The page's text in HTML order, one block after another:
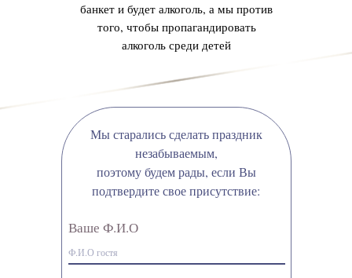
Мы старались сделать праздник
незабываемым,
поэтому будем рады, если Вы
подтвердите свое присутствие:
Ваше Ф.И.О
банкет и будет алкоголь, а мы против
того, чтобы пропагандировать
алкоголь среди детей